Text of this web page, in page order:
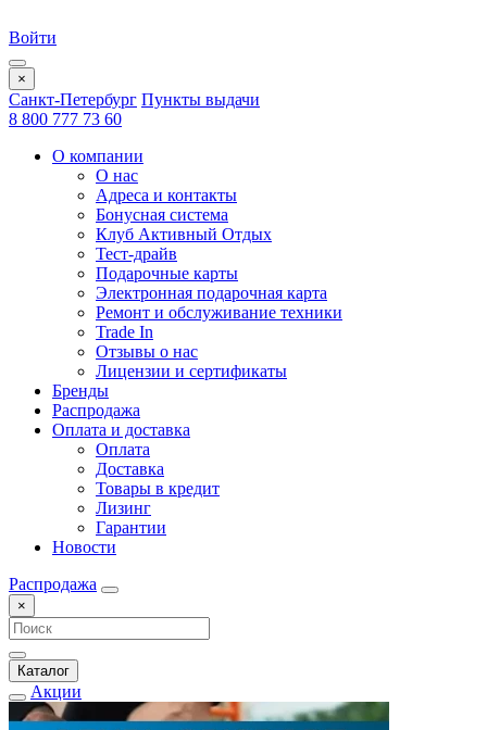
Войти
×
Санкт-Петербург Пункты выдачи
8 800 777 73 60
О компании
О нас
Адреса и контакты
Бонусная система
Клуб Активный Отдых
Тест-драйв
Подарочные карты
Электронная подарочная карта
Ремонт и обслуживание техники
Trade In
Отзывы о нас
Лицензии и сертификаты
Бренды
Распродажа
Оплата и доставка
Оплата
Доставка
Товары в кредит
Лизинг
Гарантии
Новости
Распродажа
×
Каталог
Акции